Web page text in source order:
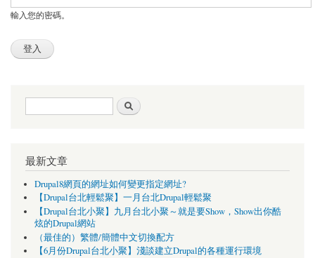
輸入您的密碼。
搜尋表單
最新文章
Drupal8網頁的網址如何變更指定網址?
【Drupal台北輕鬆聚】一月台北Drupal輕鬆聚
【Drupal台北小聚】九月台北小聚～就是要Show，Show出你酷
炫的Drupal網站
（最佳的）繁體/簡體中文切換配方
【6月份Drupal台北小聚】淺談建立Drupal的各種運行環境